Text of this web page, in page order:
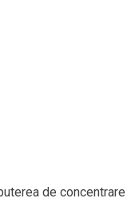
de concentrare